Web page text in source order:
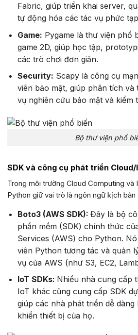
Fabric, giúp triển khai server,
tự động hóa các tác vụ phức
Game: Pygame là thư viện phổ
game 2D, giúp học tập,
các trò chơi đơn giản.
Security: Scapy là công cụ
viên bảo mật, giúp phân tích và
vụ nghiên cứu bảo mật và kiểm
Bộ thư viện phổ
SDK và công cụ phát triển Cloud/
Trong môi trường Cloud Computing và
Python giữ vai trò là ngôn ngữ kịch bản
Boto3 (AWS SDK): Đây là bộ
phần mềm (SDK) chính thức
Services (AWS) cho Python.
viên Python tương tác và quản
vụ của AWS (như S3, EC2,
IoT SDKs: Nhiều nhà cung cấp
IoT khác cũng cung cấp SDK
giúp các nhà phát triển dễ dàng
khiển thiết bị của họ.